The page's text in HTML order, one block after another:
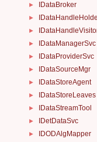
► IDataBroker
►
►
► IDataManagerSvc
► IDataProviderSvc
► IDataSourceMgr
► IDataStoreAgent
► IDataStoreLeaves
► IDataStreamTool
► IDetDataSvc
► IDODAlgMapper